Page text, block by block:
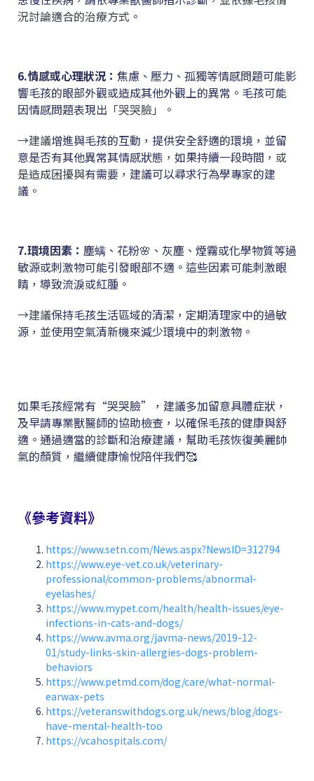
況討論適合的治療方式 。
6.情感或心理狀況 ： 焦慮、壓力、孤獨等情感問題可能影
響毛孩的眼部外觀或造成其他外觀上的異常。毛孩可能
因情感問題表現出 「哭哭臉」
。
→建議增進與毛孩的互動，提供安全舒適的環境，並留
意是否有其他異常其情感狀態 ， 如果持續一段時間 ，或
是造成困擾與有需要，建議可以尋求行為學專家的建
議。
7.環境因素 ： 塵螨、花粉🌸、灰塵、煙霧或化學物質等過
敏源或刺激物可能引發眼部不適。這些因素可能刺激眼
睛，導致流淚或紅腫。
→建議保持毛孩生活區域的清潔，定期清理家中的過敏
源 ，並使用空氣清新機來減少環境中的刺激物。
如果毛孩經常有“哭哭臉”，建議多加留意具體症狀，
及早請專業獸醫師的協助檢查，以確保毛孩的健康與舒
適。通過適當的診斷和治療建議，幫助毛孩恢復美麗帥
氣的顏質，繼續健康愉悅陪伴我們🥰
《參考資料》
https://www.setn.com/News.aspx?NewsID=312794
https://www.eye-vet.co.uk/veterinary-
professional/common-problems/abnormal-
eyelashes/
https://www.mypet.com/health/health-issues/eye-
infections-in-cats-and-dogs/
https://www.avma.org/javma-news/2019-12-
01/study-links-skin-allergies-dogs-problem-
behaviors
https://www.petmd.com/dog/care/what-normal-
earwax-pets
https://veteranswithdogs.org.uk/news/blog/dogs-
have-mental-health-too
https://vcahospitals.com/